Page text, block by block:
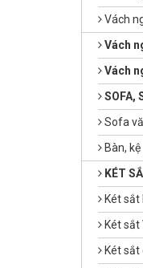
Vách
Vách
Vách
SOFA,
Sofa
Bàn,
KÉT
Két
Két sắt
Két sắt